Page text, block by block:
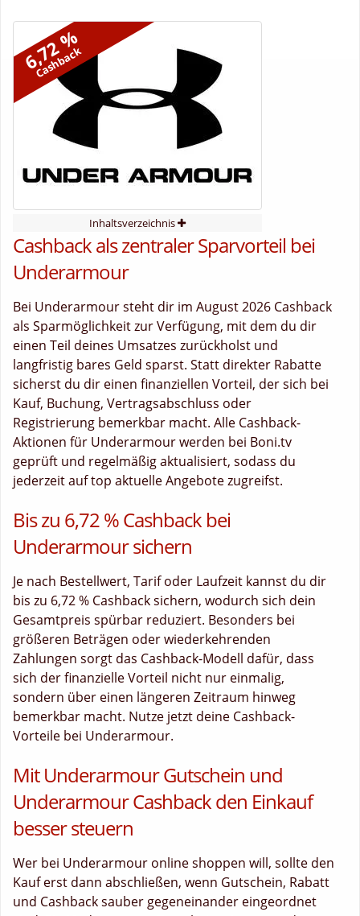
6,72 %
Cashback
Inhaltsverzeichnis
Cashback als zentraler Sparvorteil bei
Underarmour
Bei Underarmour steht dir im August 2026 Cashback
als Sparmöglichkeit zur Verfügung, mit dem du dir
einen Teil deines Umsatzes zurückholst und
langfristig bares Geld sparst. Statt direkter Rabatte
sicherst du dir einen finanziellen Vorteil, der sich bei
Kauf, Buchung, Vertragsabschluss oder
Registrierung bemerkbar macht. Alle Cashback-
Aktionen für Underarmour werden bei Boni.tv
geprüft und regelmäßig aktualisiert, sodass du
jederzeit auf top aktuelle Angebote zugreifst.
Bis zu 6,72 % Cashback bei
Underarmour sichern
Je nach Bestellwert, Tarif oder Laufzeit kannst du dir
bis zu 6,72 % Cashback sichern, wodurch sich dein
Gesamtpreis spürbar reduziert. Besonders bei
größeren Beträgen oder wiederkehrenden
Zahlungen sorgt das Cashback-Modell dafür, dass
sich der finanzielle Vorteil nicht nur einmalig,
sondern über einen längeren Zeitraum hinweg
bemerkbar macht. Nutze jetzt deine Cashback-
Vorteile bei Underarmour.
Mit Underarmour Gutschein und
Underarmour Cashback den Einkauf
besser steuern
Wer bei Underarmour online shoppen will, sollte den
Kauf erst dann abschließen, wenn Gutschein, Rabatt
und Cashback sauber gegeneinander eingeordnet